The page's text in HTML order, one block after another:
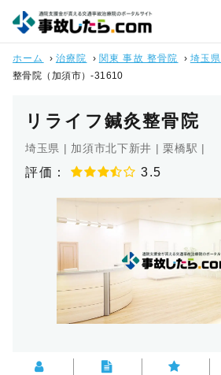
ホーム › 治療院 › 関東 事故 整骨院 › 埼玉県
整骨院（加須市）-31610
リライフ鍼灸整骨院
埼玉県 | 加須市北下新井 | 栗橋駅 |
評価： 3.5